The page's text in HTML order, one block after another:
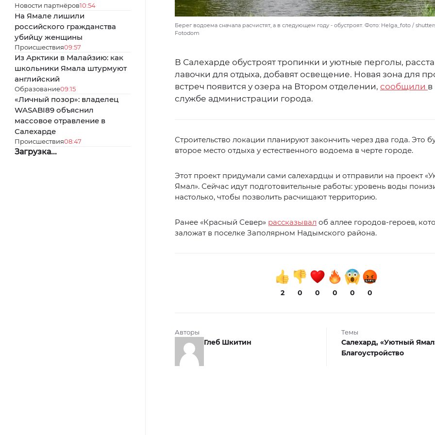
Новости партнёров10:54
На Ямале лишили
российского гражданства
убийцу женщины
Происшествия09:57
Из Арктики в Малайзию: как
школьники Ямала штурмуют
английский
Образование09:15
«Личный позор»: владелец
WASABI89 объяснил
массовое отравление в
Салехарде
Происшествия08:47
Загрузка...
Берег водоема сначала расчистят, а в следующем году - обустроят. Фото: Helga_foto /
Fotodom
В Салехарде обустроят тропинки и уютные перголы,
лавочки для отдыха, добавят освещение. Новая зона для
встреч появится у озера на Втором отделении, сообщили в
службе администрации города.
Строительство локации планируют закончить через два года. Это
второе место отдыха у естественного водоема в черте городе.
Этот проект придумали сами салехардцы и отправили на проект
Ямал». Сейчас идут подготовительные работы: уровень воды
настолько, чтобы позволить расчищают территорию.
Ранее «Красный Север» рассказывал об аллее городов-героев,
заложат в поселке Заполярном Надымского района.
2 0 0 0 0 0
Авторы
Глеб Шкитин
Темы
Салехард, «Уютный
Благоустройство